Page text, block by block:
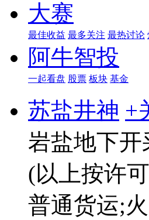
大赛
最佳收益 最多关注 最热讨论
阿牛智投
一起看盘 股票 板块 基金
苏盐井神 +
岩盐地下
(以上按许
普通货运;